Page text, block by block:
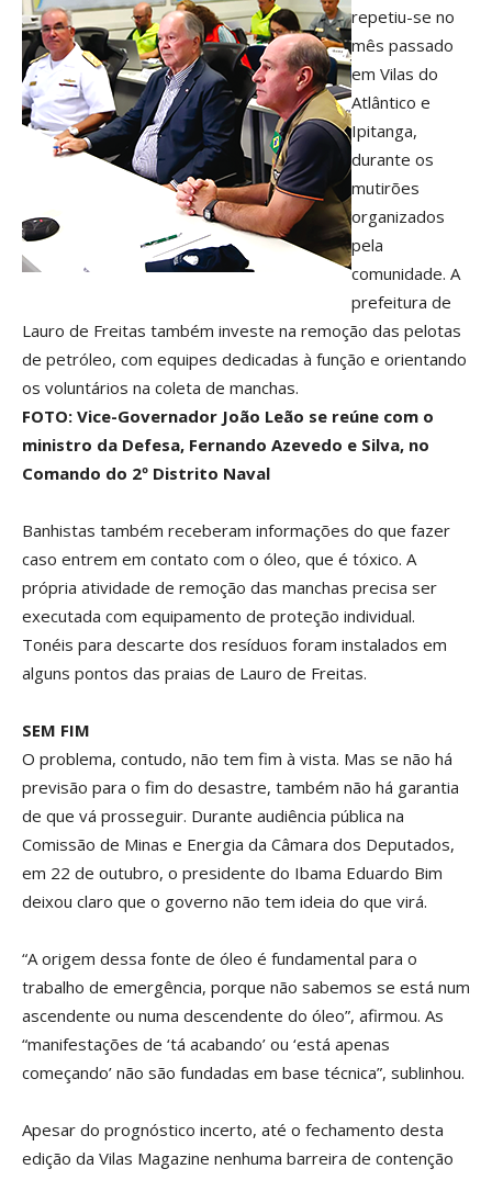
repetiu-se no
mês passado
em Vilas do
Atlântico e
Ipitanga,
durante os
mutirões
organizados
pela
comunidade. A
prefeitura de
Lauro de Freitas também investe na remoção das pelotas
de petróleo, com equipes dedicadas à função e orientando
os voluntários na coleta de manchas.
FOTO: Vice-Governador João Leão se reúne com o
ministro da Defesa, Fernando Azevedo e Silva, no
Comando do 2º Distrito Naval
Banhistas também receberam informações do que fazer
caso entrem em contato com o óleo, que é tóxico. A
própria atividade de remoção das manchas precisa ser
executada com equipamento de proteção individual.
Tonéis para descarte dos resíduos foram instalados em
alguns pontos das praias de Lauro de Freitas.
SEM FIM
O problema, contudo, não tem fim à vista. Mas se não há
previsão para o fim do desastre, também não há garantia
de que vá prosseguir. Durante audiência pública na
Comissão de Minas e Energia da Câmara dos Deputados,
em 22 de outubro, o presidente do Ibama Eduardo Bim
deixou claro que o governo não tem ideia do que virá.
“A origem dessa fonte de óleo é fundamental para o
trabalho de emergência, porque não sabemos se está num
ascendente ou numa descendente do óleo”, afirmou. As
“manifestações de ‘tá acabando’ ou ‘está apenas
começando’ não são fundadas em base técnica”, sublinhou.
Apesar do prognóstico incerto, até o fechamento desta
edição da Vilas Magazine nenhuma barreira de contenção